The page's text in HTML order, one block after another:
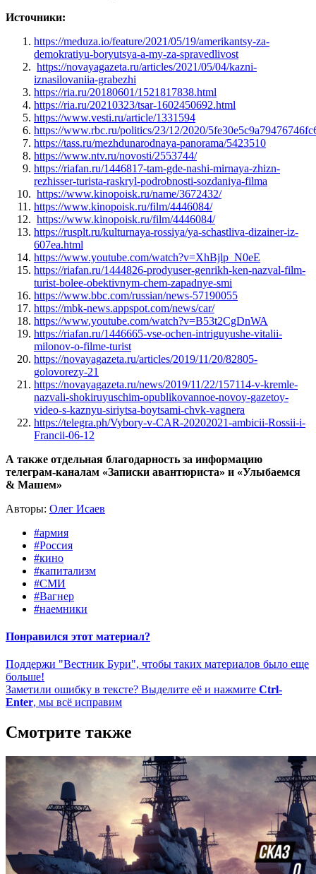
Источники:
https://meduza.io/feature/2021/05/19/amerikantsy-za-
demokratiyu-boryutsya-a-my-za-spravedlivost
https://novayagazeta.ru/articles/2021/05/04/kazni-
iznasilovaniia-grabezhi
https://ria.ru/20180601/1521817838.html
https://ria.ru/20210323/tsar-1602450692.html
https://www.vesti.ru/article/1331594
https://www.rbc.ru/politics/23/12/2020/
https://tass.ru/mezhdunarodnaya-panorama/5423510
https://www.ntv.ru/novosti/2553744/
https://riafan.ru/1446817-tam-gde-nashi-mirnaya-zhizn-
rezhisser-turista-raskryl-podrobnosti-sozdaniya-filma
https://www.kinopoisk.ru/name/3672432/
https://www.kinopoisk.ru/film/4446084/
https://www.kinopoisk.ru/film/4446084/
https://rusplt.ru/kulturnaya-rossiya/ya-schastliva-dizainer-iz-
607ea.html
https://www.youtube.com/watch?v=XhBjlp_N0eE
https://riafan.ru/1444826-prodyuser-genrikh-ken-nazval-film-
turist-bolee-obektivnym-chem-zapadnye-smi
https://www.bbc.com/russian/news-57190055
https://mbk-news.appspot.com/news/car/
https://www.youtube.com/watch?v=B53t2CgDnWA
https://riafan.ru/1446665-vse-ochen-intriguyushe-vitalii-
milonov-o-filme-turist
https://novayagazeta.ru/articles/2019/11/20/82805-
golovorezy-21
https://novayagazeta.ru/news/2019/11/22/157114-v-kremle-
nazvali-shokiruyuschim-opublikovannoe-novoy-gazetoy-
video-s-kaznyu-siriytsa-boytsami-chvk-vagnera
https://telegra.ph/Vybory-v-CAR-20202021-ambicii-Rossii-i-
Francii-06-12
А также отдельная благодарность за информацию
телеграм-каналам «Записки авантюриста» и «Улыбаемся
& Машем»
Авторы: Олег Исаев
#армия
#Россия
#кино
#капитализм
#СМИ
#Вагнер
#наемники
Понравился этот материал?
Поддержи "Вестник Бури", чтобы таких материалов было еще
больше!
Заметили ошибку в тексте? Выделите её и нажмите Ctrl-
Enter, мы всё исправим
Смотрите также